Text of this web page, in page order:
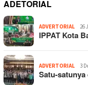
ADETORIAL
ADVERTORIAL 26
IPPAT Kota
ADVERTORIAL 3
Satu-